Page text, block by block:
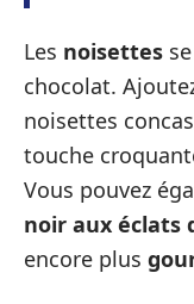
Les noisettes
chocolat.
noisettes
touche
Vous pouvez
noir aux éclats
encore plus